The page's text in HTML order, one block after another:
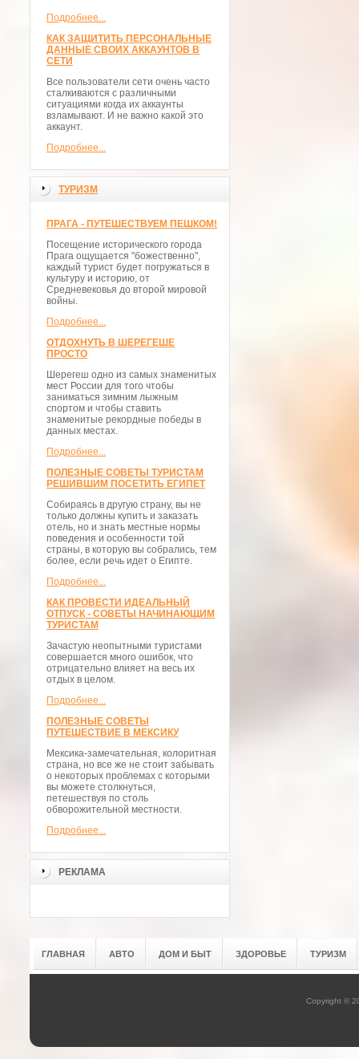
Подробнее...
КАК ЗАЩИТИТЬ ПЕРСОНАЛЬНЫЕ
ДАННЫЕ СВОИХ АККАУНТОВ В
СЕТИ
Все пользователи сети очень часто
сталкиваются с различными
ситуациями когда их аккаунты
взламывают. И не важно какой это
аккаунт.
Подробнее...
ТУРИЗМ
ПРАГА - ПУТЕШЕСТВУЕМ ПЕШКОМ!
Посещение исторического города
Прага ощущается "божественно",
каждый турист будет погружаться в
культуру и историю, от
Средневековья до второй мировой
войны.
Подробнее...
ОТДОХНУТЬ В ШЕРЕГЕШЕ
ПРОСТО
Шерегеш одно из самых знаменитых
мест России для того чтобы
заниматься зимним лыжным
спортом и чтобы ставить
знаменитые рекордные победы в
данных местах.
Подробнее...
ПОЛЕЗНЫЕ СОВЕТЫ ТУРИСТАМ
РЕШИВШИМ ПОСЕТИТЬ ЕГИПЕТ
Собираясь в другую страну, вы не
только должны купить и заказать
отель, но и знать местные нормы
поведения и особенности той
страны, в которую вы собрались, тем
более, если речь идет о Египте.
Подробнее...
КАК ПРОВЕСТИ ИДЕАЛЬНЫЙ
ОТПУСК - СОВЕТЫ НАЧИНАЮЩИМ
ТУРИСТАМ
Зачастую неопытными туристами
совершается много ошибок, что
отрицательно влияет на весь их
отдых в целом.
Подробнее...
ПОЛЕЗНЫЕ СОВЕТЫ
ПУТЕШЕСТВИЕ В МЕКСИКУ
Мексика-замечательная, колоритная
страна, но все же не стоит забывать
о некоторых проблемах с которыми
вы можете столкнуться,
петешествуя по столь
обворожительной местности.
Подробнее...
РЕКЛАМА
ГЛАВНАЯ АВТО ДОМ И БЫТ ЗДОРОВЬЕ ТУРИЗМ
Copyright ©